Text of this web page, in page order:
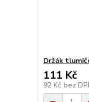
Držák
111 Kč
92 Kč bez